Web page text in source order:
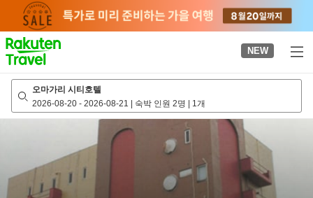
page
NEW
오마가리 시티호텔
2026-08-20 - 2026-08-21 | 숙박 인원 2명 | 1개